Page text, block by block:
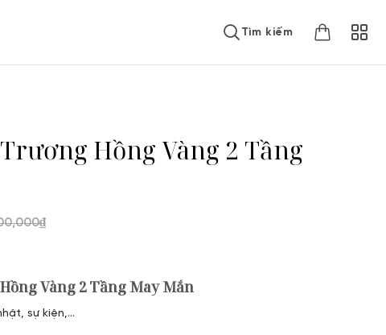
Tìm kiếm
Hồng Vàng 2 Tầng
₫
Vàng 2 Tầng May Mắn
sự kiện,…